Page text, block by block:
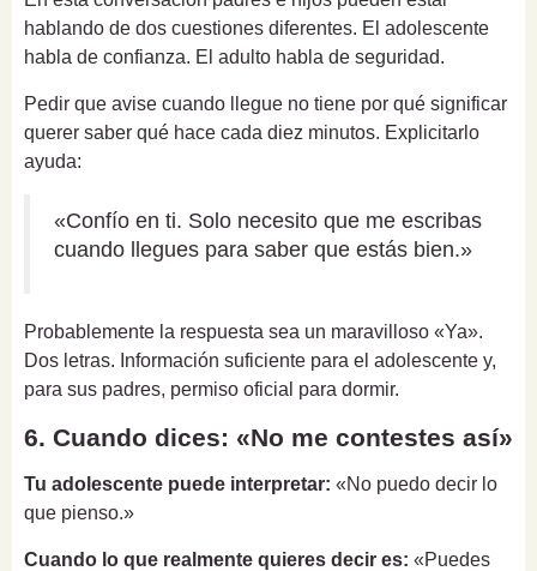
hablando de dos cuestiones diferentes. El adolescente
habla de confianza. El adulto habla de seguridad.
Pedir que avise cuando llegue no tiene por qué significar
querer saber qué hace cada diez minutos. Explicitarlo
ayuda:
«Confío en ti. Solo necesito que me escribas
cuando llegues para saber que estás bien.»
Probablemente la respuesta sea un maravilloso «Ya».
Dos letras. Información suficiente para el adolescente y,
para sus padres, permiso oficial para dormir.
6. Cuando dices: «No me contestes así»
Tu adolescente puede interpretar: «No puedo decir lo
que pienso.»
Cuando lo que realmente quieres decir es: «Puedes